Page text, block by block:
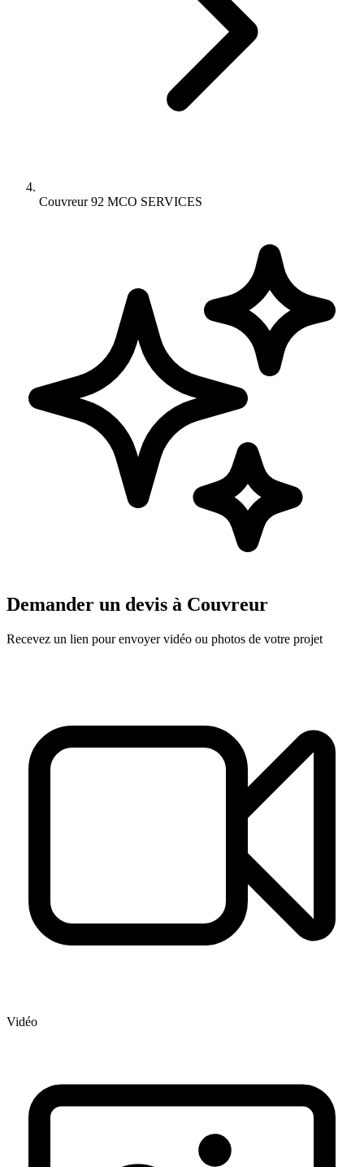
Couvreur 92 MCO SERVICES
Demander un devis à Couvreur
Recevez un lien pour envoyer vidéo ou photos de votre projet
Vidéo